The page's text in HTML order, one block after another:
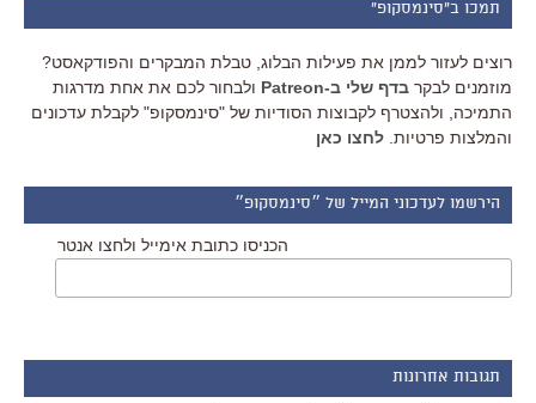
תמכו ב"סינמסקופ"
רוצים לעזור לממן את פעילות הבלוג, טבלת המבקרים והפודקאסט?
מוזמנים לבקר בדף שלי ב-Patreon
ולבחור לכם את אחת מדרגות
התמיכה, ולהצטרף לקבוצות הסודיות של "סינמסקופ" לקבלת עדכונים
והמלצות פרטיות. לחצו כאן
הירשמו לעדכוני המייל של ״סינמסקופ״
הכניסו כתובת אימייל ולחצו אנטר
תגובות אחרונות